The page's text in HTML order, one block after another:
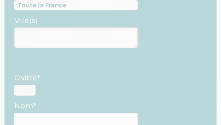
Ville(s)
Civilité*
Nom*